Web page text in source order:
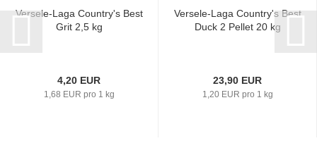
Versele-Laga Country's Best
Grit 2,5 kg
4,20 EUR
1,68 EUR pro 1 kg
Versele-Laga Country's Best
Duck 2 Pellet 20 kg
23,90 EUR
1,20 EUR pro 1 kg